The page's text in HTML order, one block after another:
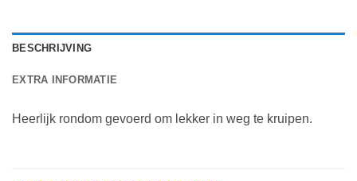
BESCHRIJVING
EXTRA INFORMATIE
Heerlijk rondom gevoerd om lekker in weg te kruipen.